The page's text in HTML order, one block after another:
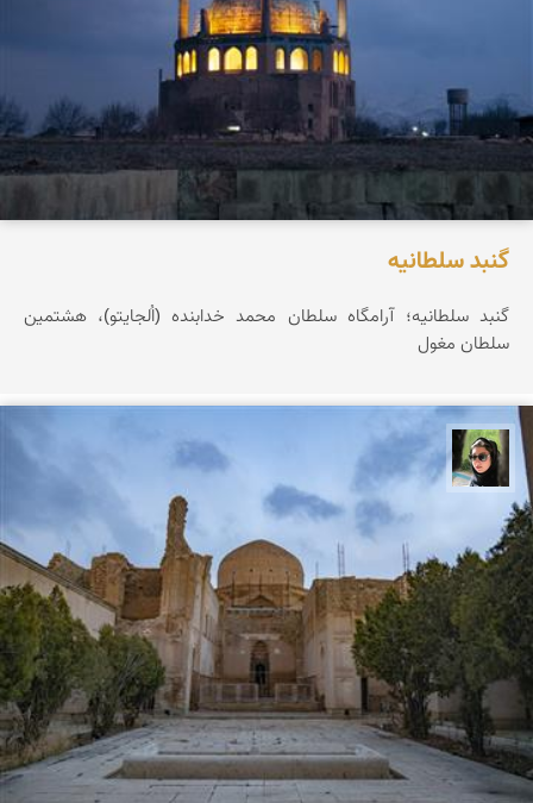
گنبد سلطانیه
گنبد سلطانیه؛ آرامگاه سلطان محمد خدابنده (اُلجایتو)، هشتمین
سلطان مغول
سپیده اصلان